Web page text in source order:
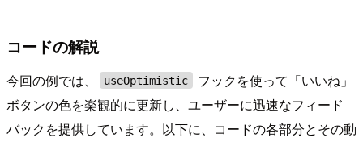
コードの解説
今回の例では、 useOptimistic
フックを使って「いいね」
ボタンの色を楽観的に更新し、ユーザーに迅速なフィード
バックを提供しています。以下に、コードの各部分とその動